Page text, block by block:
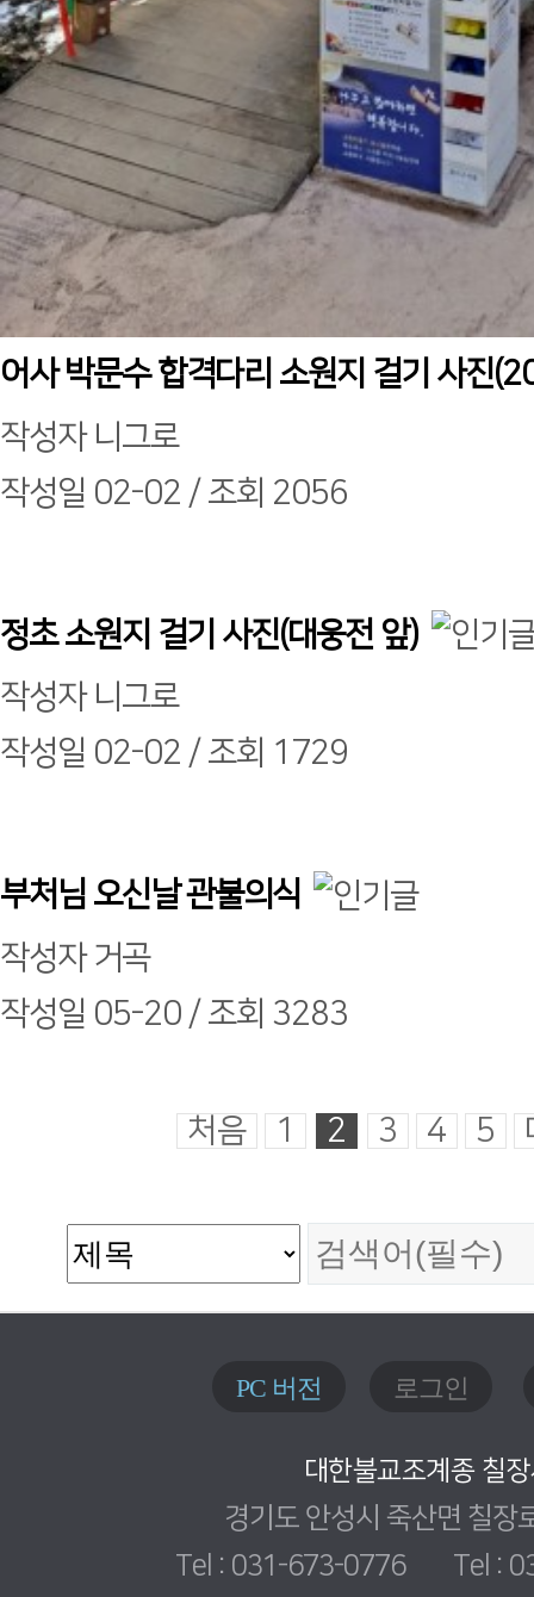
어사 박문수 합격다리 소원지 걸기 사
작성자 니그로
작성일 02-02 / 조회 2056
정초 소원지 걸기 사진(대웅전 앞)
작성자 니그로
작성일 02-02 / 조회 1729
부처님 오신날 관불의식
작성자거곡
작성일 05-20 / 조회 3283
처음 1 2 3 4 5
PC 버전 로그인
대한불교조계종 칠
경기도 안성시 죽산면 칠장
Tel : 031-673-0776 Tel :